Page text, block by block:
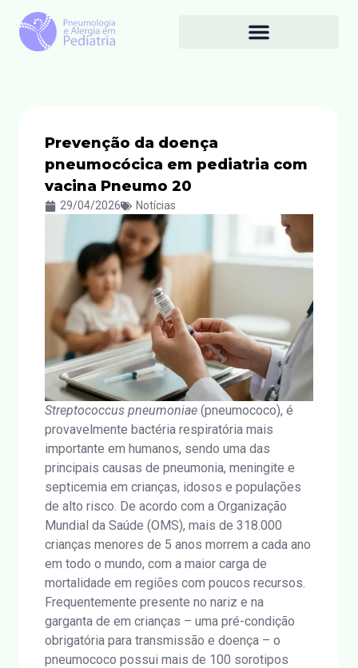
Prevenção da doença
pneumocócica em pediatria com
vacina Pneumo 20
29/04/2026 Notícias
Streptococcus pneumoniae (pneumococo), é
provavelmente bactéria respiratória mais
importante em humanos, sendo uma das
principais causas de pneumonia, meningite e
septicemia em crianças, idosos e populações
de alto risco. De acordo com a Organização
Mundial da Saúde (OMS), mais de 318.000
crianças menores de 5 anos morrem a cada ano
em todo o mundo, com a maior carga de
mortalidade em regiões com poucos recursos.
Frequentemente presente no nariz e na
garganta de em crianças – uma pré-condição
obrigatória para transmissão e doença – o
pneumococo possui mais de 100 sorotipos